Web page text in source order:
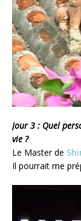
Jour 3 : Quel
vie ?
Le Master de
Il pourrait me